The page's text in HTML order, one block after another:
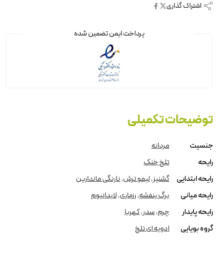
اشتراک گذاری
پرداخت ایمن تضمین شده
توضیحات تکمیلی
جنسیت
مردانه
رایحه
تلخ خنک
رایحه ابتدایی
گشنیز,لیمو ترش,نارنگی ماندارین
رایحه میانی
برگ بنفشه,رزماری,لابدانیوم
رایحه پایدار
چرم,سدر,کهربا
گروه بویایی
ادویه ای تلخ